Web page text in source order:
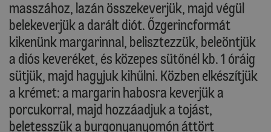
masszához, lazán összekeverjük, majd végül
belekeverjük a darált diót. Őzgerincformát
kikenünk margarinnal, belisztezzük, beleöntjük
a diós keveréket, és közepes sütőnél kb. 1 óráig
sütjük, majd hagyjuk kihűlni. Közben elkészítjük
a krémet: a margarin habosra keverjük a
porcukorral, majd hozzáadjuk a tojást,
beletesszük a burgonyanyomón áttört